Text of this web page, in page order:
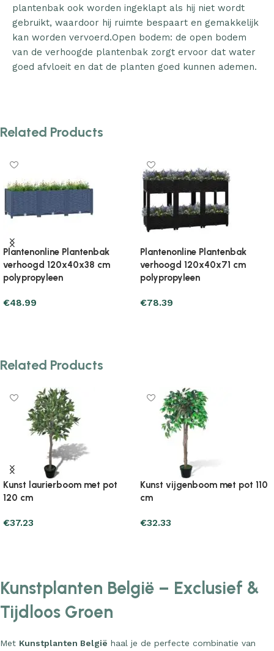
plantenbak ook worden ingeklapt als hij niet wordt
gebruikt, waardoor hij ruimte bespaart en gemakkelijk
kan worden vervoerd.Open bodem: de open bodem
van de verhoogde plantenbak zorgt ervoor dat water
goed afvloeit en dat de planten goed kunnen ademen.
Related Products
Plantenonline Plantenbak
verhoogd 120x40x71 cm
polypropyleen
€71.53
Plantenonline Plantenbak
verhoogd 120x40x71 cm
polypropyleen
€76.43
Related Products
Kunst laurierboom met pot
120 cm
€37.23
Kunst vijgenboom met pot 110
cm
€32.33
Kunstplanten België – Exclusief &
Tijdloos Groen
Met Kunstplanten België haal je de perfecte combinatie van